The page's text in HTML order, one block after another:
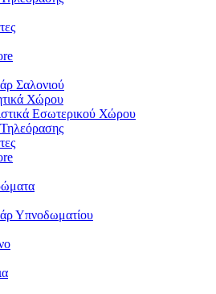
Σαλονιού
Χώρου
Εσωτερικού Χώρου
Υπνοδωματίου